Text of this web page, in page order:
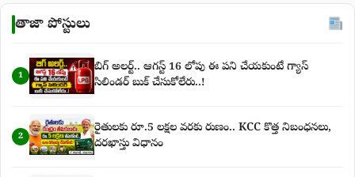
తాజా పోస్టులు
1
బిగ్‌ అలర్ట్‌.. ఆగస్ట్‌ 16 లోపు ఈ పని చేయకుంటే గ్యాస్‌
సిలిండర్‌ బుక్‌ చేసుకోలేరు..!
2
రైతులకు రూ.5 లక్షల వరకు రుణం.. KCC కొత్త నిబంధనలు,
దరఖాస్తు విధానం